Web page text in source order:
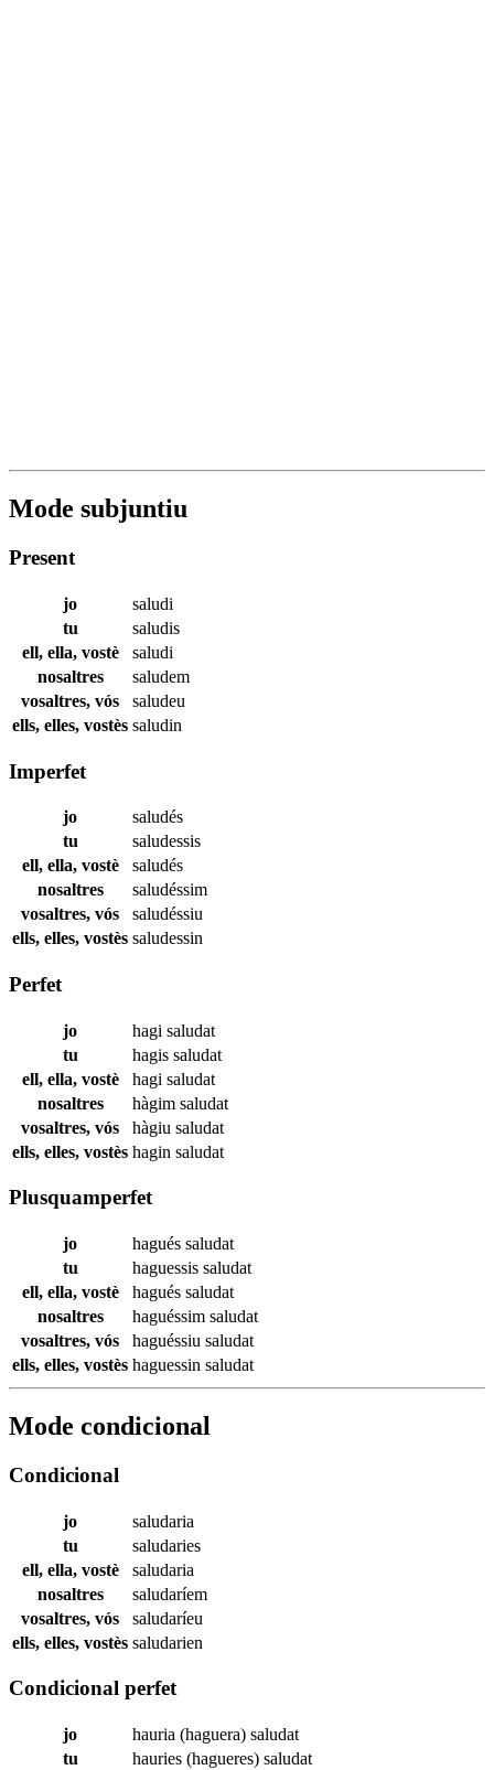
Mode subjuntiu
Present
jo
saludi
tu
saludis
ell, ella, vostè
saludi
nosaltres
saludem
vosaltres, vós
saludeu
ells, elles, vostès saludin
Imperfet
jo
saludés
tu
saludessis
ell, ella, vostè
saludés
nosaltres
saludéssim
vosaltres, vós
saludéssiu
ells, elles, vostès saludessin
Perfet
jo hagi saludat
tu
hagis saludat
ell, ella, vostè
hagi saludat
nosaltres
hàgim saludat
vosaltres, vós
hàgiu saludat
ells, elles, vostès hagin saludat
Plusquamperfet
jo hagués saludat
tu
haguessis saludat
ell, ella, vostè
hagués saludat
nosaltres
haguéssim saludat
vosaltres, vós
haguéssiu saludat
ells, elles, vostès haguessin saludat
Mode condicional
Condicional
jo
saludaria
tu
saludaries
ell, ella, vostè
saludaria
nosaltres
saludaríem
vosaltres, vós
saludaríeu
ells, elles, vostès saludarien
Condicional perfet
jo hauria (haguera) saludat
tu
hauries (hagueres) saludat